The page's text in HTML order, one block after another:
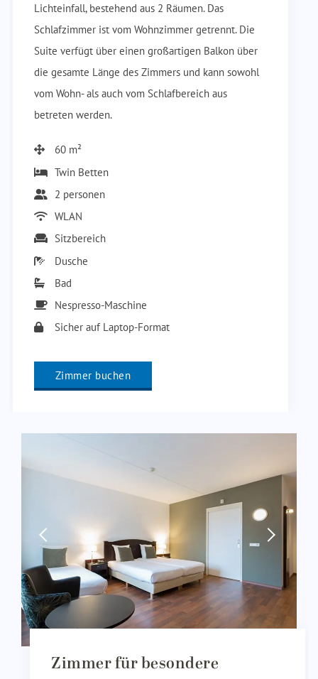
Lichteinfall, bestehend aus 2 Räumen. Das
Schlafzimmer ist vom Wohnzimmer getrennt. Die
Suite verfügt über einen großartigen Balkon über
die gesamte Länge des Zimmers und kann sowohl
vom Wohn- als auch vom Schlafbereich aus
betreten werden.
60 m²
Twin Betten
2 personen
WLAN
Sitzbereich
Dusche
Bad
Nespresso-Maschine
Sicher auf Laptop-Format
Zimmer buchen
Zimmer für besondere